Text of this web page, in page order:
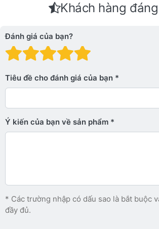
Khách hàng
Đánh giá của bạn?
Đánh giá:
Đánh giá: 3
Đánh giá: 2 trên
Đánh giá: 1 trên 5
Tiêu đề cho đánh giá của bạn
Ý kiến ​​của bạn về sản phẩm
* Các trường nhập có dấu sao là bắt buộc
đầy đủ.